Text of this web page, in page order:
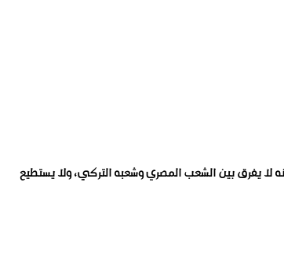
يفرق بين الشعب المصري وشعبه التركي، ولا يستطيع